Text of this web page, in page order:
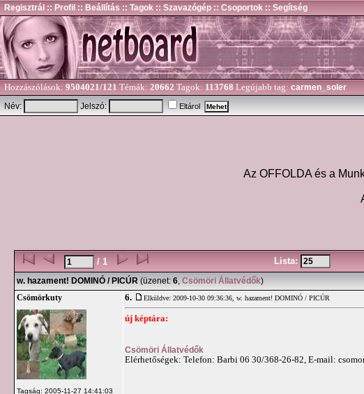
Regisztrál :: Profil :: Beállítás :: Tagok :: Szavazógép :: Csoportok :: Segítség
Hozzászólások: 9504021/121 Témák: 20662 Tagok: 113768 Legújabb tag: carmen_soler
Név: Jelszó: Eltárol
Az OFFOLDA és a
/ 1 Lista:
w. hazament! DOMINÓ / PICÚR (üzenet: 6, Csömöri Állatvédők)
Csömörkuty
Tagság: 2005-11-27 14:41:03
6. Elküldve: 2009-10-30 09:36:36, w. hazament! DOMINÓ / PICÚR
új képtára:
Csömöri Állatvédők
Elérhetőségek: Telefon: Barbi 06 30/368-26-82, E-mail: